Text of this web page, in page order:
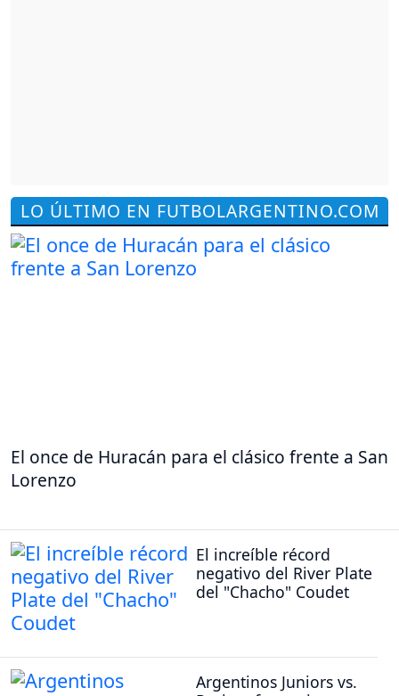
LO ÚLTIMO EN FUTBOLARGENTINO.COM
El once de Huracán para el clásico frente a San
Lorenzo
El increíble récord
negativo del River Plate
del "Chacho" Coudet
Argentinos Juniors vs.